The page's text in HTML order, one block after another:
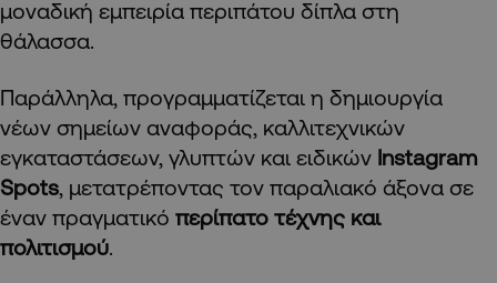
μοναδική εμπειρία περιπάτου δίπλα στη
θάλασσα.
Παράλληλα, προγραμματίζεται η δημιουργία
νέων σημείων αναφοράς, καλλιτεχνικών
εγκαταστάσεων, γλυπτών και ειδικών Instagram
Spots , μετατρέποντας τον παραλιακό άξονα σε
έναν πραγματικό περίπατο τέχνης και
πολιτισμού